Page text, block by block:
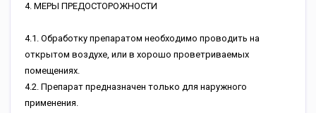
4. МЕРЫ ПРЕДОСТОРОЖНОСТИ
4.1. Обработку препаратом необходимо проводить на
открытом воздухе, или в хорошо проветриваемых
помещениях.
4.2. Препарат предназначен только для наружного
применения.